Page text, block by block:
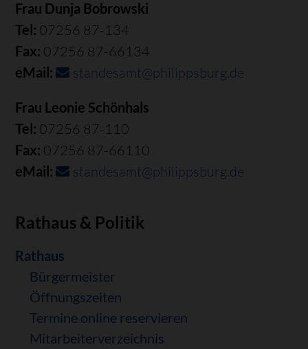
Rathaus & Politik
Navigation
überspringen
Rathaus
Bürgermeister
Öffnungszeiten
Termine online reservieren
Mitarbeiterverzeichnis
Frau Dunja Bobrowski
Tel: 07256 87-134
Fax: 07256 87-66134
eMail: standesamt@philippsburg.de
Frau Leonie Schönhals
Tel: 07256 87-110
Fax: 07256 87-66110
eMail: standesamt@philippsburg.de